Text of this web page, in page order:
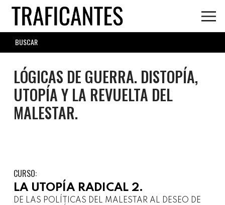
Skip
main
content
SEARCH
FORM
LÓGICAS DE GUERRA. DISTOPÍA,
UTOPÍA Y LA REVUELTA DEL
MALESTAR.
CURSO:
LA UTOPÍA RADICAL 2.
DE LAS POLÍTICAS DEL MALESTAR AL DESEO DE